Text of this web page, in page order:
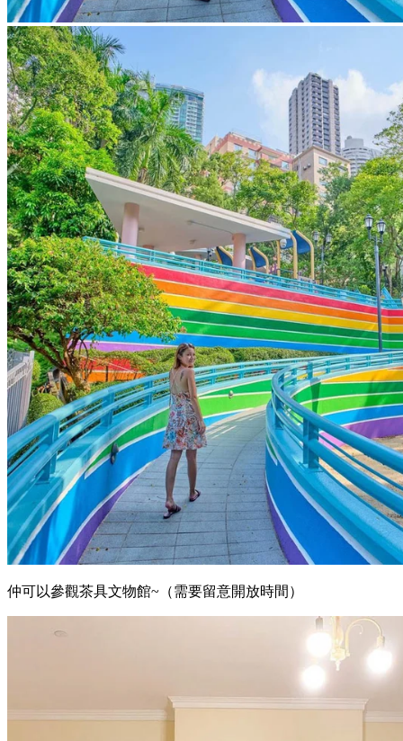
仲可以參觀茶具文物館~（需要留意開放時間）